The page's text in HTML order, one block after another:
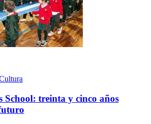
School: treinta y cinco años